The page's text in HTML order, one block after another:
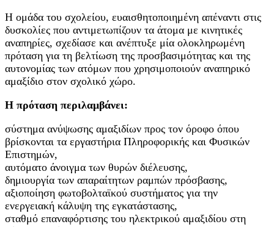
Η ομάδα του σχολείου, ευαισθητοποιημένη απέναντι στις
δυσκολίες που αντιμετωπίζουν τα άτομα με κινητικές
αναπηρίες, σχεδίασε και ανέπτυξε μία ολοκληρωμένη
πρόταση για τη βελτίωση της προσβασιμότητας και της
αυτονομίας των ατόμων που χρησιμοποιούν αναπηρικό
αμαξίδιο στον σχολικό χώρο.
Η πρόταση περιλαμβάνει:
σύστημα ανύψωσης αμαξιδίων προς τον όροφο όπου
βρίσκονται τα εργαστήρια Πληροφορικής και Φυσικών
Επιστημών,
αυτόματο άνοιγμα των θυρών διέλευσης,
δημιουργία των απαραίτητων ραμπών πρόσβασης,
αξιοποίηση φωτοβολταϊκού συστήματος για την
ενεργειακή κάλυψη της εγκατάστασης,
σταθμό επαναφόρτισης του ηλεκτρικού αμαξιδίου στη